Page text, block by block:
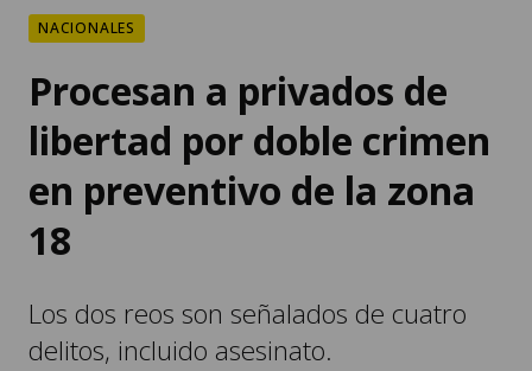
NACIONALES
Procesan a privados de
libertad por doble crimen
en preventivo de la zona
18
Los dos reos son señalados de cuatro
delitos, incluido asesinato.